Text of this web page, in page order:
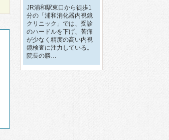
JR浦和駅東口から徒歩1
分の「浦和消化器内視鏡
クリニック」では、受診
のハードルを下げ、苦痛
が少なく精度の高い内視
鏡検査に注力している。
院長の勝…